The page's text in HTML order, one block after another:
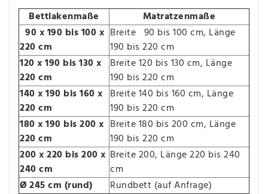
Bettlakenmaße
Matratzenmaße
90 x 190 bis 100 x
220 cm
Breite 90 bis 100 cm, Länge
190 bis 220 cm
120 x 190 bis 130 x
220 cm
Breite 120 bis 130 cm, Länge
190 bis 220 cm
140 x 190 bis 160 x
220 cm
Breite 140 bis 160 cm, Länge
190 bis 220 cm
180 x 190 bis 200 x
220 cm
Breite 180 bis 200 cm, Länge
190 bis 220 cm
200 x 220 bis 200 x
240 cm
Breite 200, Länge 220 bis 240
cm
Ø 245 cm (rund)
Rundbett (auf Anfrage)